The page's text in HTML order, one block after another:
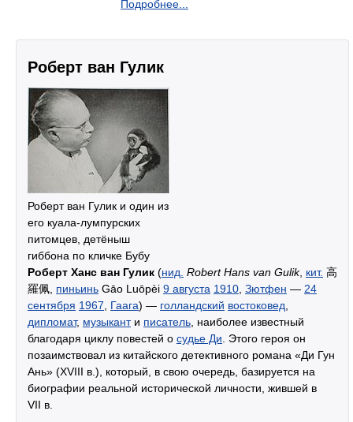
Подробнее...
Роберт ван Гулик
Роберт ван Гулик и один из
его куала-лумпурских
питомцев, детёныш
гиббона по кличке Бубу
Роберт Ханс ван Гулик (нид. Robert Hans van Gulik, кит. 高
羅佩, пиньинь Gāo Luōpèi 9 августа 1910 Зютфен — 24
сентября 1967 Гаага) — голландский востоковед
дипломат, музыканти писатель , наиболее известный
благодаря циклу повестей о судье Ди . Этого героя он
позаимствовал из китайского детективного романа «Ди Гун
Ань» (XVIII в.), который, в свою очередь, базируется на
биографии реальной исторической личности, жившей в
VII в.